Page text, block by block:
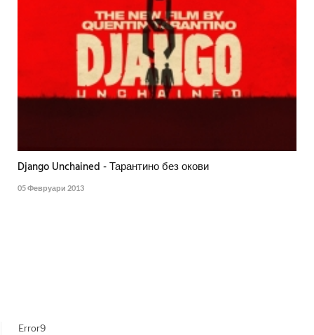
Django Unchained - Тарантино без окови
05 Февруари 2013
Error9